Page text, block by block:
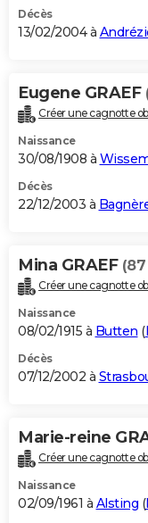
Décès
13/02/2004 à
Eugene GRAEF
Créer une cagnotte
Naissance
30/08/1908 à
Décès
22/12/2003 à
Mina GRAEF
Créer une cagnotte
Naissance
08/02/1915 à Butten (
Décès
07/12/2002 à
Marie-reine
Créer une cagnotte
Naissance
02/09/1961 à Alsting (